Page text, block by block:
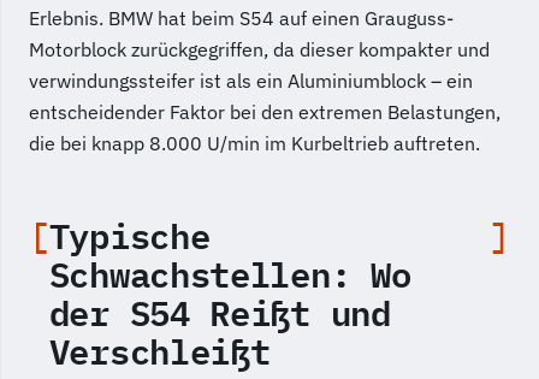
Erlebnis. BMW hat beim S54 auf einen Grauguss-
Motorblock zurückgegriffen, da dieser kompakter und
verwindungssteifer ist als ein Aluminiumblock – ein
entscheidender Faktor bei den extremen Belastungen,
die bei knapp 8.000 U/min im Kurbeltrieb auftreten.
Typische
Schwachstellen: Wo
der S54 Reißt und
Verschleißt